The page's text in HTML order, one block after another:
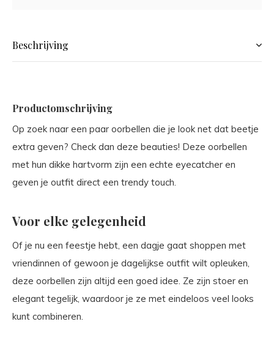
Beschrijving
Productomschrijving
Op zoek naar een paar oorbellen die je look net dat beetje
extra geven? Check dan deze beauties! Deze oorbellen
met hun dikke hartvorm zijn een echte eyecatcher en
geven je outfit direct een trendy touch.
Voor elke gelegenheid
Of je nu een feestje hebt, een dagje gaat shoppen met
vriendinnen of gewoon je dagelijkse outfit wilt opleuken,
deze oorbellen zijn altijd een goed idee. Ze zijn stoer en
elegant tegelijk, waardoor je ze met eindeloos veel looks
kunt combineren.